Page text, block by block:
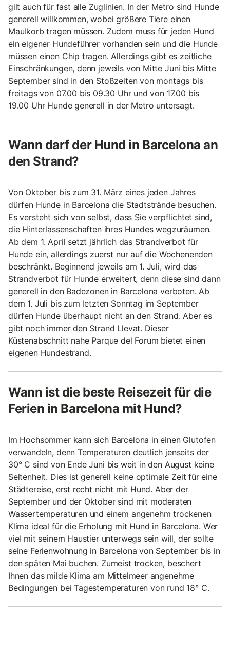
gilt auch für fast alle Zuglinien. In der Metro sind Hunde
generell willkommen, wobei größere Tiere einen
Maulkorb tragen müssen. Zudem muss für jeden Hund
ein eigener Hundeführer vorhanden sein und die Hunde
müssen einen Chip tragen. Allerdings gibt es zeitliche
Einschränkungen, denn jeweils von Mitte Juni bis Mitte
September sind in den Stoßzeiten von montags bis
freitags von 07.00 bis 09.30 Uhr und von 17.00 bis
19.00 Uhr Hunde generell in der Metro untersagt.
Wann darf der Hund in Barcelona an
den Strand?
Von Oktober bis zum 31. März eines jeden Jahres
dürfen Hunde in Barcelona die Stadtstrände besuchen.
Es versteht sich von selbst, dass Sie verpflichtet sind,
die Hinterlassenschaften ihres Hundes wegzuräumen.
Ab dem 1. April setzt jährlich das Strandverbot für
Hunde ein, allerdings zuerst nur auf die Wochenenden
beschränkt. Beginnend jeweils am 1. Juli, wird das
Strandverbot für Hunde erweitert, denn diese sind dann
generell in den Badezonen in Barcelona verboten. Ab
dem 1. Juli bis zum letzten Sonntag im September
dürfen Hunde überhaupt nicht an den Strand. Aber es
gibt noch immer den Strand Llevat. Dieser
Küstenabschnitt nahe Parque del Forum bietet einen
eigenen Hundestrand.
Wann ist die beste Reisezeit für die
Ferien in Barcelona mit Hund?
Im Hochsommer kann sich Barcelona in einen Glutofen
verwandeln, denn Temperaturen deutlich jenseits der
30° C sind von Ende Juni bis weit in den August keine
Seltenheit. Dies ist generell keine optimale Zeit für eine
Städtereise, erst recht nicht mit Hund. Aber der
September und der Oktober sind mit moderaten
Wassertemperaturen und einem angenehm trockenen
Klima ideal für die Erholung mit Hund in Barcelona. Wer
viel mit seinem Haustier unterwegs sein will, der sollte
seine Ferienwohnung in Barcelona von September bis in
den späten Mai buchen. Zumeist trocken, beschert
Ihnen das milde Klima am Mittelmeer angenehme
Bedingungen bei Tagestemperaturen von rund 18° C.